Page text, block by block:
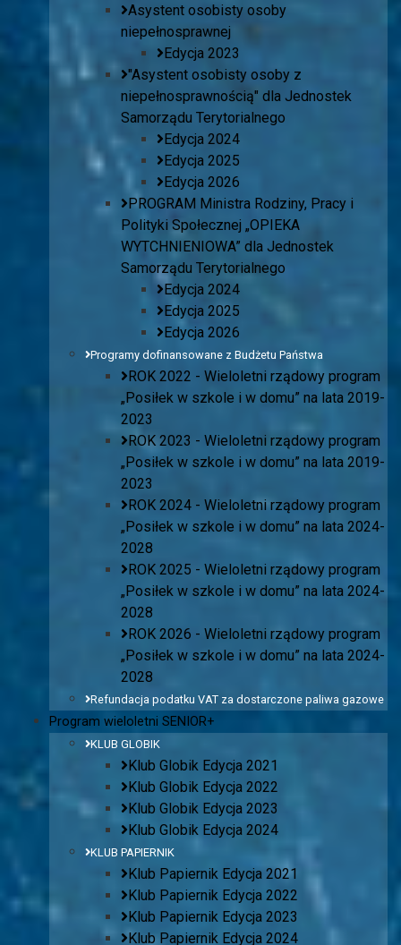
Asystent osobisty osoby
niepełnosprawnej
Edycja 2023
"Asystent osobisty osoby z
niepełnosprawnością" dla Jednostek
Samorządu Terytorialnego
Edycja 2024
Edycja 2025
Edycja 2026
PROGRAM Ministra Rodziny, Pracy i
Polityki Społecznej „OPIEKA
WYTCHNIENIOWA” dla Jednostek
Samorządu Terytorialnego
Edycja 2024
Edycja 2025
Edycja 2026
Programy dofinansowane z Budżetu Państwa
ROK 2022 - Wieloletni rządowy program
„Posiłek w szkole i w domu” na lata 2019-
2023
ROK 2023 - Wieloletni rządowy program
„Posiłek w szkole i w domu” na lata 2019-
2023
ROK 2024 - Wieloletni rządowy program
„Posiłek w szkole i w domu” na lata 2024-
2028
ROK 2025 - Wieloletni rządowy program
„Posiłek w szkole i w domu” na lata 2024-
2028
ROK 2026 - Wieloletni rządowy program
„Posiłek w szkole i w domu” na lata 2024-
2028
Refundacja podatku VAT za dostarczone paliwa gazowe
Program wieloletni SENIOR+
KLUB GLOBIK
Klub Globik Edycja 2021
Klub Globik Edycja 2022
Klub Globik Edycja 2023
Klub Globik Edycja 2024
KLUB PAPIERNIK
Klub Papiernik Edycja 2021
Klub Papiernik Edycja 2022
Klub Papiernik Edycja 2023
Klub Papiernik Edycja 2024